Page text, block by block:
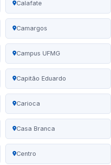
Calafate
Camargos
Campus UFMG
Capitão Eduardo
Carioca
Casa Branca
Centro